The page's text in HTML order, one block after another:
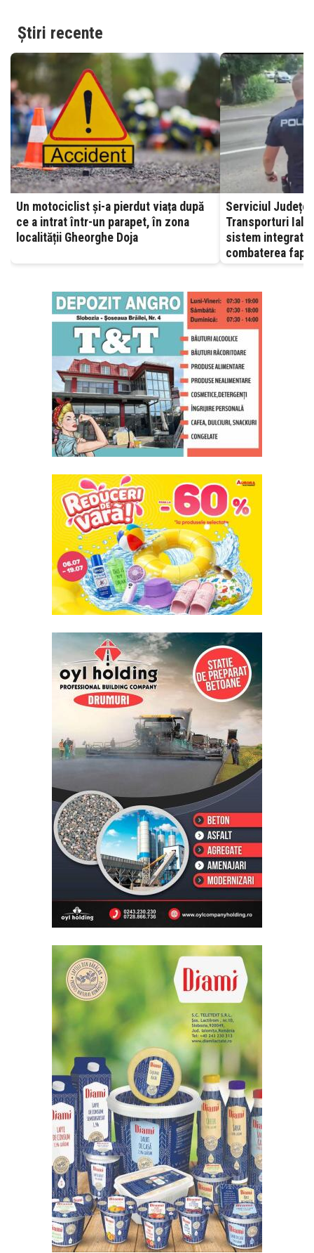
Știri recente
Un motociclist și-a pierdut viața după
ce a intrat într-un parapet, în zona
localității Gheorghe Doja
Serviciul
Transporturi Ialomița –
sistem integrat,
combaterea